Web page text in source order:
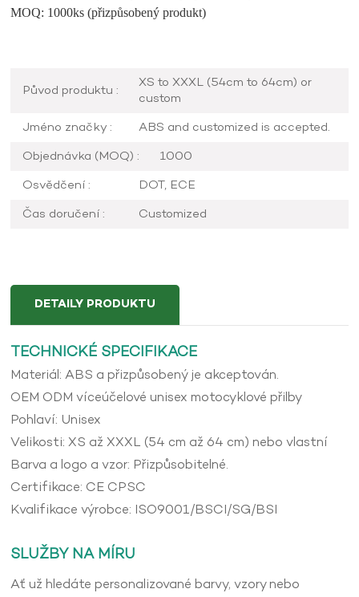
MOQ: 1000ks (přizpůsobený produkt)
Původ produktu :
XS to XXXL (54cm to 64cm) or
custom
Jméno značky :
ABS and customized is accepted.
Objednávka (MOQ) :
1000
Osvědčení :
DOT, ECE
Čas doručení :
Customized
DETAILY PRODUKTU
TECHNICKÉ SPECIFIKACE
Materiál: ABS a přizpůsobený je akceptován.
OEM ODM víceúčelové unisex motocyklové přilby
Pohlaví: Unisex
Velikosti: XS až XXXL (54 cm až 64 cm) nebo vlastní
Barva a logo a vzor: Přizpůsobitelné.
Certifikace: CE CPSC
Kvalifikace výrobce: ISO9001/BSCI/SG/BSI
SLUŽBY NA MÍRU
Ať už hledáte personalizované barvy, vzory nebo